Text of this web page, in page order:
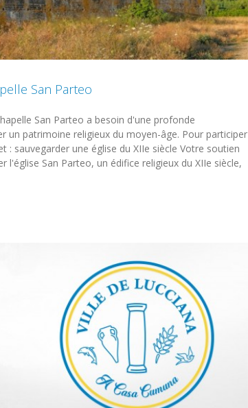
San Parteo
San Parteo a besoin d'une profonde
un patrimoine religieux du moyen-âge. Pour participer
: sauvegarder une église du XIIe siècle Votre soutien
l'église San Parteo, un édifice religieux du XIIe siècle,